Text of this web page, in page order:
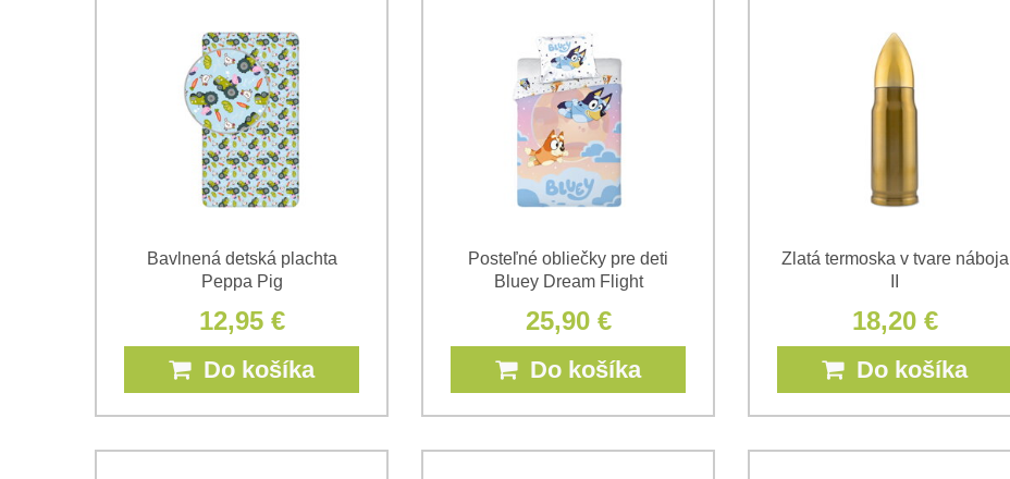
Bavlnená detská plachta
Peppa Pig
12,95 €
Do košíka
Posteľné obliečky pre deti
Bluey Dream Flight
25,90 €
Do košíka
Zlatá termoska v tvare náboja
18,20 €
Do košíka